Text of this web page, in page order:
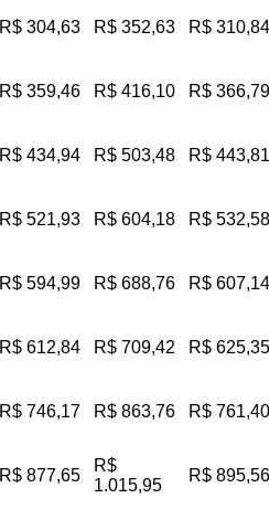
R$ 304,63 R$ 352,63 R$ 310,84
R$ 359,46 R$ 416,10 R$ 366,79
R$ 434,94 R$ 503,48 R$ 443,81
R$ 521,93 R$ 604,18 R$ 532,58
R$ 594,99 R$ 688,76 R$ 607,14
R$ 612,84 R$ 709,42 R$ 625,35
R$ 746,17 R$ 863,76 R$ 761,40
R$ 877,65
R$
1.015,95
R$ 895,56